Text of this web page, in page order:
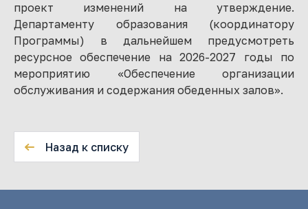
проект изменений на утверждение.
Департаменту образования (координатору
Программы) в дальнейшем предусмотреть
ресурсное обеспечение на 2026-2027 годы по
мероприятию «Обеспечение организации
обслуживания и содержания обеденных залов».
Назад к списку